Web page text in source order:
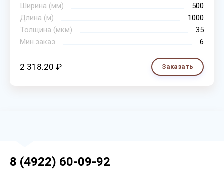
Ширина (мм)
500
Длина (м)
1000
Толщина (мкм)
35
Мин.заказ
6
2 318.20 ₽ Заказать
8 (4922) 60-09-92